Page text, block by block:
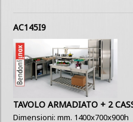
AC145I9
TAVOLO ARMADIATO + 2
Dimensioni: mm. 1400x700x900h